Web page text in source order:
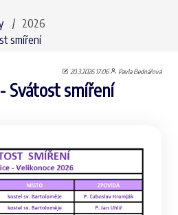
2026
smíření
20.3.2026 17:06 Pavla Bednářová
Svátost smíření